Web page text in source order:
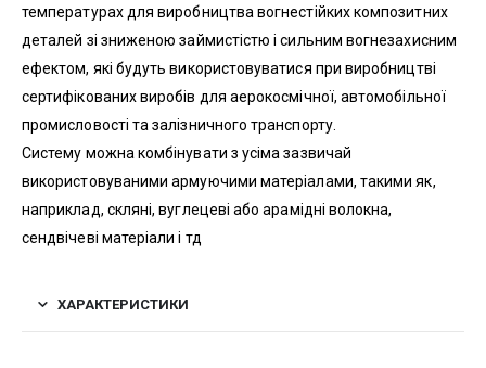
температурах для виробництва вогнестійких композитних
деталей зі зниженою займистістю і сильним вогнезахисним
ефектом, які будуть використовуватися при виробництві
сертифікованих виробів для аерокосмічної, автомобільної
промисловості та залізничного транспорту.
Систему можна комбінувати з усіма зазвичай
використовуваними армуючими матеріалами, такими як,
наприклад, скляні, вуглецеві або арамідні волокна,
сендвічеві матеріали і тд
ХАРАКТЕРИСТИКИ